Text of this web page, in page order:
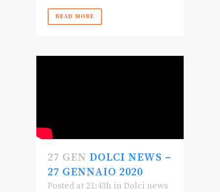
READ MORE
27 GEN DOLCI NEWS –
27 GENNAIO 2020
Posted at 21:43h in Dolci news